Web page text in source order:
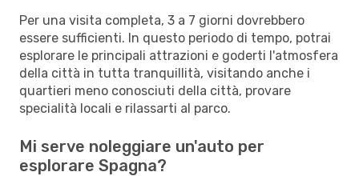
Per una visita completa, 3 a 7 giorni dovrebbero
essere sufficienti. In questo periodo di tempo, potrai
esplorare le principali attrazioni e goderti l'atmosfera
della città in tutta tranquillità, visitando anche i
quartieri meno conosciuti della città, provare
specialità locali e rilassarti al parco.
Mi serve noleggiare un'auto per
esplorare Spagna?